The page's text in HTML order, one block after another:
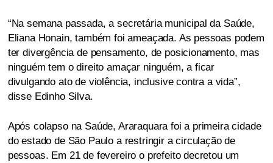
“Na semana passada, a secretária municipal da Saúde,
Eliana Honain, também foi ameaçada. As pessoas podem
ter divergência de pensamento, de posicionamento, mas
ninguém tem o direito amaçar ninguém, a ficar
divulgando ato de violência, inclusive contra a vida”,
disse Edinho Silva.
Após colapso na Saúde, Araraquara foi a primeira cidade
do estado de São Paulo a restringir a circulação de
pessoas. Em 21 de fevereiro o prefeito decretou um